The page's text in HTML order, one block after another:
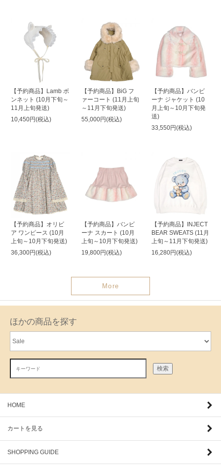
【予約商品】Lamb ボ
ンネット (10月下旬～
11月上旬発送)
10,450円(税込)
【予約商品】BiG フ
ァーコート (11月上旬
～11月下旬発送)
55,000円(税込)
【予約商品】バンビ
ーナ ジャケット (10
月上旬～10月下旬発
送)
33,550円(税込)
【予約商品】オリビ
ア ワンピース (10月
上旬～10月下旬発送)
36,300円(税込)
【予約商品】バンビ
ーナ スカート (10月
上旬～10月下旬発送)
19,800円(税込)
【予約商品】INJECT
BEAR SWEATS (11月
上旬～11月下旬発送)
16,280円(税込)
More
ほかの商品を探す
検索
HOME
カートを見る
SHOPPING GUIDE